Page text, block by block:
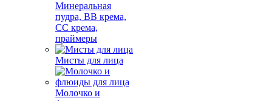
Минеральная
пудра, BB крема,
СС крема,
праймеры
Мисты для лица
Молочко и